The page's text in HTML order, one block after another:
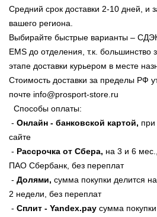
Средний срок доставки 2-10 дней, и
вашего региона.
Выбирайте быстрые варианты –
EMS до отделения, т.к. большинство
этапе доставки курьером в месте
Стоимость доставки за пределы РФ
почте info@prosport-store.ru
Способы оплаты:
- Онлайн - банковской картой,
сайте
- Рассрочка от Сбера, на 3 и 6
ПАО Сбербанк, без переплат
- Долями, сумма покупки делится
2 недели, без переплат
- Сплит - Yandex.pay сумма